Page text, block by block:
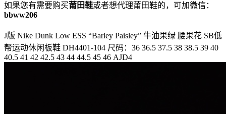
如果您有需要购买莆田鞋或者想代理莆田鞋的，可加微信：
bbww206
J版 Nike Dunk Low ESS “Barley Paisley” 牛油果绿 腰果花 SB低
帮运动休闲板鞋 DH4401-104 尺码：36 36.5 37.5 38 38.5 39 40
40.5 41 42 42.5 43 44 44.5 45 46 AJD4